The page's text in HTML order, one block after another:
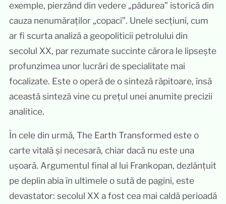
exemple, pierzând din vedere „pădurea” istorică din
cauza nenumăraților „copaci”. Unele secțiuni, cum
ar fi scurta analiză a geopoliticii petrolului din
secolul XX, par rezumate succinte cărora le lipsește
profunzimea unor lucrări de specialitate mai
focalizate. Este o operă de o sinteză răpitoare, însă
această sinteză vine cu prețul unei anumite precizii
analitice.
În cele din urmă, The Earth Transformed este o
carte vitală și necesară, chiar dacă nu este una
ușoară. Argumentul final al lui Frankopan, dezlănțuit
pe deplin abia în ultimele o sută de pagini, este
devastator: secolul XX a fost cea mai caldă perioadă